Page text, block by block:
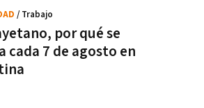
por qué se
cada 7 de agosto en
/ Trabajo